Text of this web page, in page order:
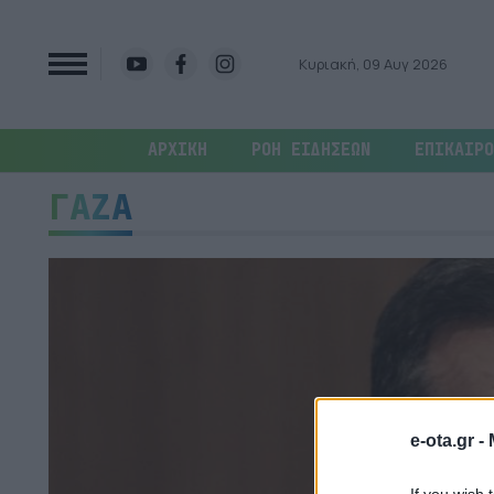
e-ota.gr -
Κυριακή, 09 Αυγ 2026
ΑΡΧΙΚΗ ΡΟΗ ΕΙΔΗΣΕΩΝ
ΓΑΖΑ